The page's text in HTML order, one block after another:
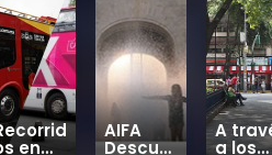
en
AIFA
Descue
A
a los